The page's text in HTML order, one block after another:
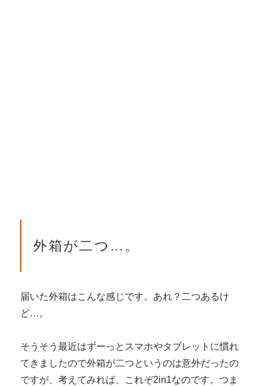
外箱が二つ…。
届いた外箱はこんな感じです。あれ？二つあるけ
ど…。
そうそう最近はずーっとスマホやタブレットに慣れ
てきましたので外箱が二つというのは意外だったの
ですが、考えてみれば、これぞ2in1なのです。つま